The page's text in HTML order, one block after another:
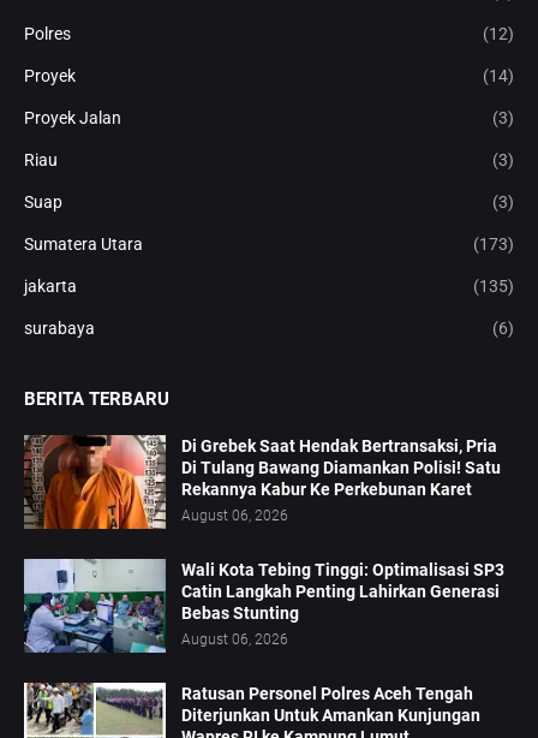
Polres (12)
Proyek (14)
Proyek Jalan (3)
Riau (3)
Suap (3)
Sumatera Utara (173)
jakarta (135)
surabaya (6)
BERITA TERBARU
Di Grebek Saat Hendak Bertransaksi, Pria
Di Tulang Bawang Diamankan Polisi! Satu
Rekannya Kabur Ke Perkebunan Karet
August 06, 2026
Wali Kota Tebing Tinggi: Optimalisasi SP3
Catin Langkah Penting Lahirkan Generasi
Bebas Stunting
August 06, 2026
Ratusan Personel Polres Aceh Tengah
Diterjunkan Untuk Amankan Kunjungan